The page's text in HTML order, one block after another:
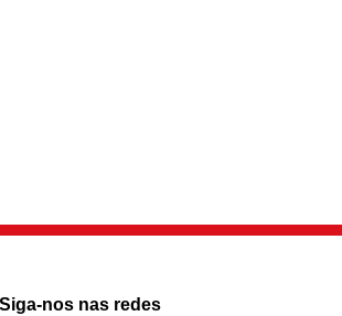
Siga-nos nas redes